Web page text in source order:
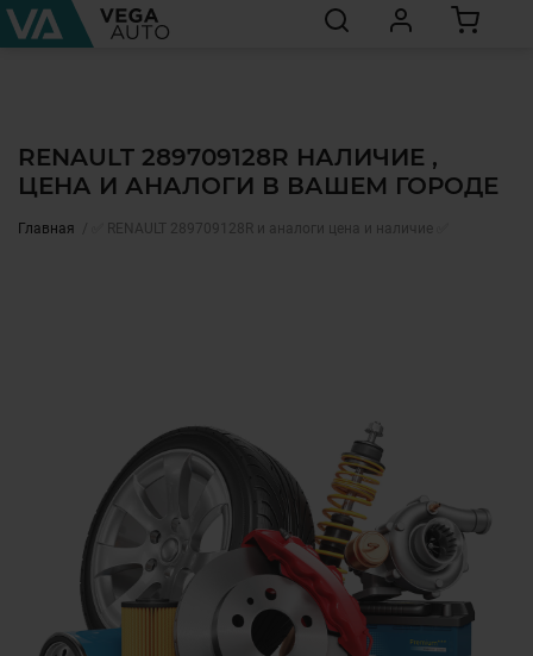
RENAULT 289709128R НАЛИЧИЕ ,
ЦЕНА И АНАЛОГИ В ВАШЕМ ГОРОДЕ
Главная ✅ RENAULT 289709128R и аналоги цена и наличие ✅